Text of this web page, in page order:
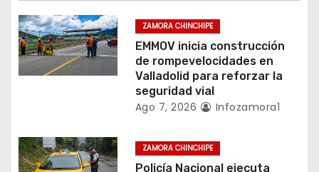
e
e
r
ZAMORA CHINCHIPE
EMMOV inicia construcción
de rompevelocidades en
Valladolid para reforzar la
seguridad vial
Ago 7, 2026 Infozamora1
ZAMORA CHINCHIPE
Policía Nacional ejecuta